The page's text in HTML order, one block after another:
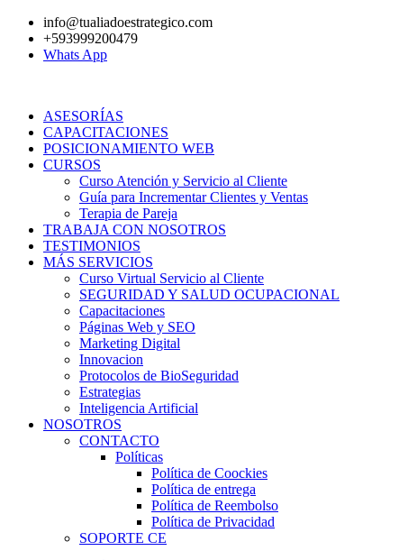
contenido
info@tualiadoestrategico.com
+593999200479
Whats App
ASESORÍAS
CAPACITACIONES
POSICIONAMIENTO WEB
CURSOS
Curso Atención y Servicio al Cliente
Guía para Incrementar Clientes y Ventas
Terapia de Pareja
TRABAJA CON NOSOTROS
TESTIMONIOS
MÁS SERVICIOS
Curso Virtual Servicio al Cliente
SEGURIDAD Y SALUD OCUPACIONAL
Capacitaciones
Páginas Web y SEO
Marketing Digital
Innovacion
Protocolos de BioSeguridad
Estrategias
Inteligencia Artificial
NOSOTROS
CONTACTO
Políticas
Política de Coockies
Política de entrega
Política de Reembolso
Política de Privacidad
SOPORTE CE